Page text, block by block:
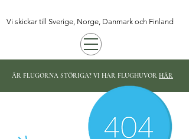
Vi skickar till Sverige, Norge, Danmark och Finland
ÄR FLUGORNA STÖRIGA? VI HAR FLUGHUVOR HÄR